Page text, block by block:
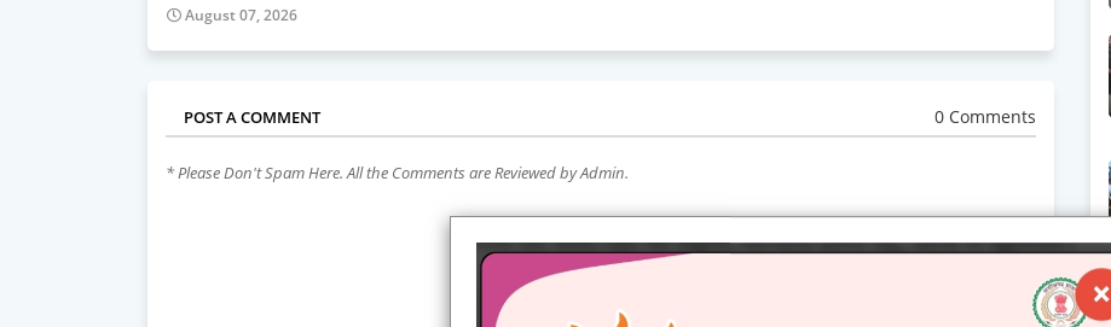
August 07, 2026
POST A COMMENT 0 Comments
* Please Don't Spam Here. All the Comments are Reviewed by Admin.